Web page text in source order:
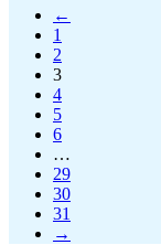
←
1
2
3
4
5
6
…
29
30
31
→